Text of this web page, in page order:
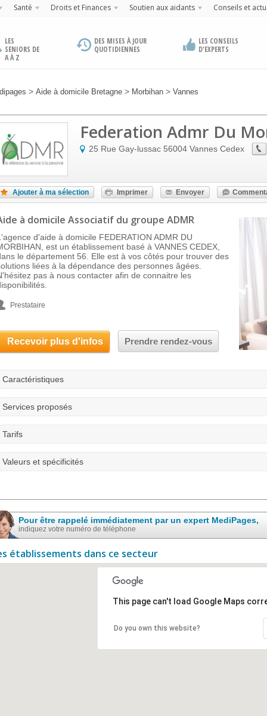
Santé Droits et Finances Soutien aux aidants Conseils et
LES
SENIORS DE
A À Z
DES MISES À JOUR
QUOTIDIENNES
LES CONSEILS
D'EXPERTS
> Aide à domicile Bretagne > Morbihan > Vannes
Federation Admr Du
25 Rue Gay-lussac 56004 Vannes Cedex
Ajouter à ma sélection Imprimer Envoyer
à domicile Associatif du groupe ADMR
d'aide à domicile FEDERATION ADMR DU
est un établissement basé à VANNES CEDEX,
le département 56. Elle est à vos côtés pour trouver des
liées à la dépendance des personnes âgées.
pas à nous contacter afin de connaitre les
Prestataire
Recevoir plus d'infos Prendre rendez-vous
Caractéristiques
Services proposés
Tarifs
Valeurs et spécificités
Pour être rappelé immédiatement par un expert MediPages,
indiquez votre numéro de téléphone
établissements dans ce secteur
This page can't load Google Maps
Do you own this website?